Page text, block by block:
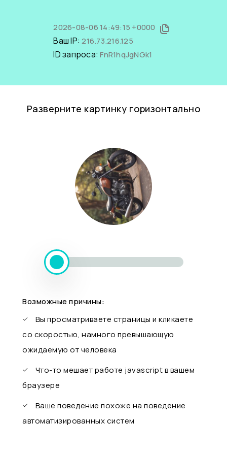
2026-08-06 14:49:15 +0000
Ваш IP:216.73.216.125
ID запроса:FnR1hqJgNGk1
Разверните картинку горизонтально
Возможные причины:
Вы просматриваете страницы и кликаете
со скоростью, намного превышающую
ожидаемую от человека
Что-то мешает работе javascript в вашем
браузере
Ваше поведение похоже на поведение
автоматизированных систем